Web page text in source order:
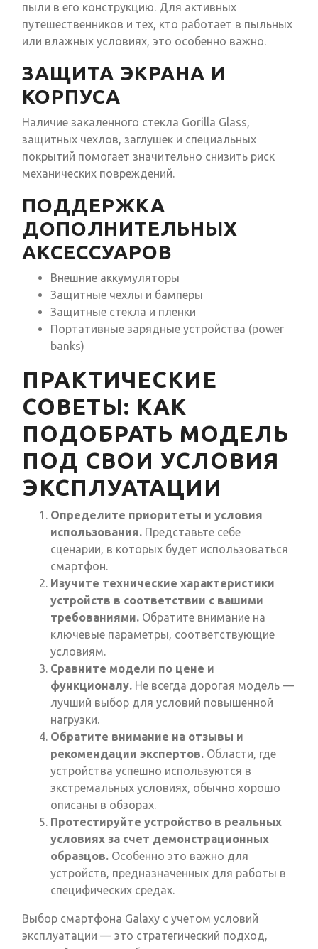
пыли в его конструкцию. Для активных
путешественников и тех, кто работает в пыльных
или влажных условиях, это особенно важно.
ЗАЩИТА ЭКРАНА И
КОРПУСА
Наличие закаленного стекла Gorilla Glass,
защитных чехлов, заглушек и специальных
покрытий помогает значительно снизить риск
механических повреждений.
ПОДДЕРЖКА
ДОПОЛНИТЕЛЬНЫХ
АКСЕССУАРОВ
Внешние аккумуляторы
Защитные чехлы и бамперы
Защитные стекла и пленки
Портативные зарядные устройства (power
banks)
ПРАКТИЧЕСКИЕ
СОВЕТЫ: КАК
ПОДОБРАТЬ МОДЕЛЬ
ПОД СВОИ УСЛОВИЯ
ЭКСПЛУАТАЦИИ
Определите приоритеты и условия
использования. Представьте себе
сценарии, в которых будет использоваться
смартфон.
Изучите технические характеристики
устройств в соответствии с вашими
требованиями. Обратите внимание на
ключевые параметры, соответствующие
условиям.
Сравните модели по цене и
функционалу. Не всегда дорогая модель —
лучший выбор для условий повышенной
нагрузки.
Обратите внимание на отзывы и
рекомендации экспертов. Области, где
устройства успешно используются в
экстремальных условиях, обычно хорошо
описаны в обзорах.
Протестируйте устройство в реальных
условиях за счет демонстрационных
образцов. Особенно это важно для
устройств, предназначенных для работы в
специфических средах.
Выбор смартфона Galaxy с учетом условий
эксплуатации — это стратегический подход,